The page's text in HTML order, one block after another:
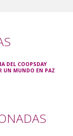
DEL COOPSDAY
UN MUNDO EN PAZ